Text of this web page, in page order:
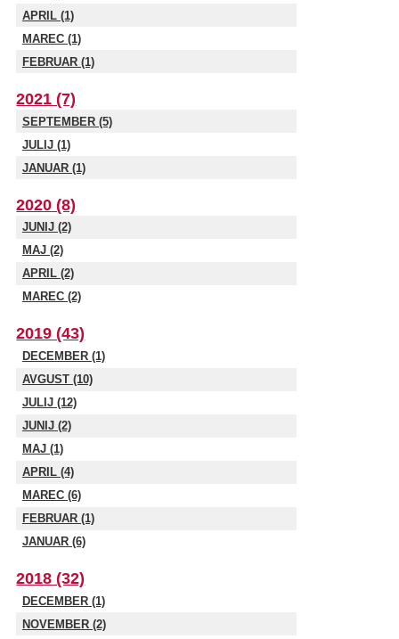
APRIL (1)
MAREC (1)
FEBRUAR (1)
2021 (7)
SEPTEMBER (5)
JULIJ (1)
JANUAR (1)
2020 (8)
JUNIJ (2)
MAJ (2)
APRIL (2)
MAREC (2)
2019 (43)
DECEMBER (1)
AVGUST (10)
JULIJ (12)
JUNIJ (2)
MAJ (1)
APRIL (4)
MAREC (6)
FEBRUAR (1)
JANUAR (6)
2018 (32)
DECEMBER (1)
NOVEMBER (2)